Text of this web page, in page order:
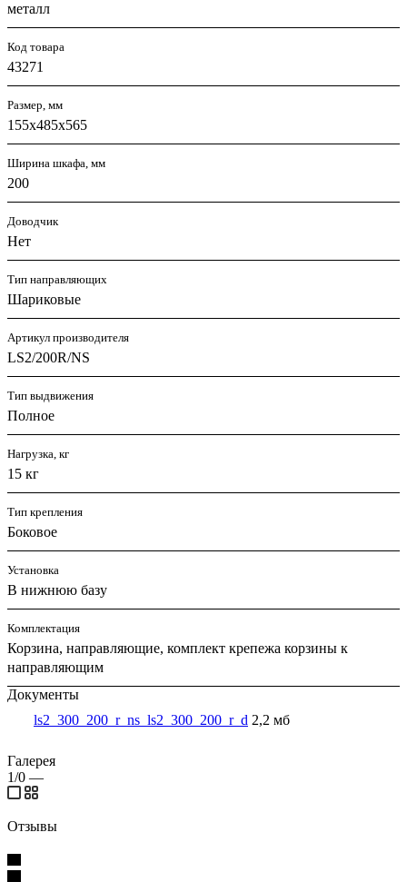
металл
Код товара
43271
Размер, мм
155х485х565
Ширина шкафа, мм
200
Доводчик
Нет
Тип направляющих
Шариковые
Артикул производителя
LS2/200R/NS
Тип выдвижения
Полное
Нагрузка, кг
15 кг
Тип крепления
Боковое
Установка
В нижнюю базу
Комплектация
Корзина, направляющие, комплект крепежа корзины к
направляющим
Документы
ls2_300_200_r_ns_ls2_300_200_r_d 2,2 мб
Галерея
1/0 —
Отзывы